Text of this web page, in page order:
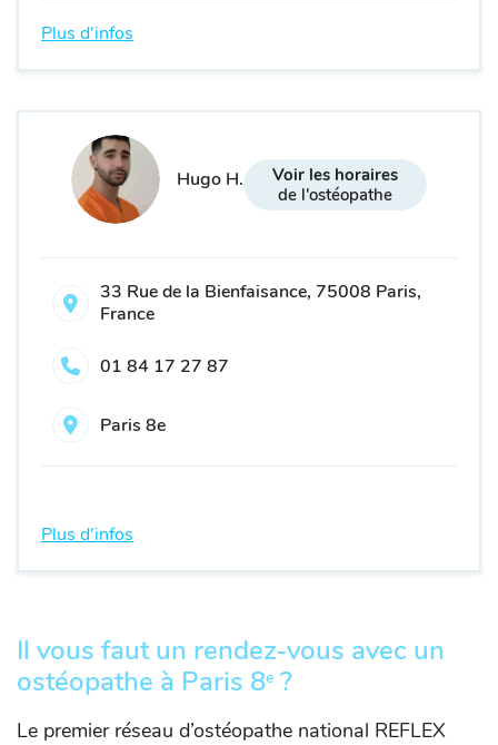
Plus d'infos
Hugo H.
Voir les horaires
de l'ostéopathe
33 Rue de la Bienfaisance, 75008 Paris,
France
01 84 17 27 87
Paris 8e
Plus d'infos
Il vous faut un rendez-vous avec un
ostéopathe à Paris 8e ?
Le premier réseau d’ostéopathe national REFLEX